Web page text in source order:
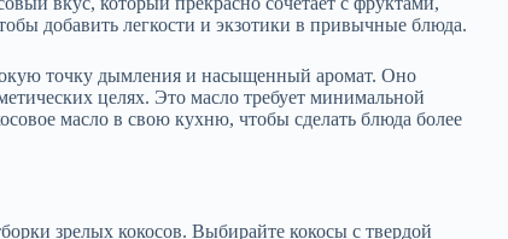
добавить легкости и экзотики в привычные блюда.
точку дымления и насыщенный аромат. Оно
целях. Это масло требует минимальной
масло в свою кухню, чтобы сделать блюда более
зрелых кокосов. Выбирайте кокосы с твердой